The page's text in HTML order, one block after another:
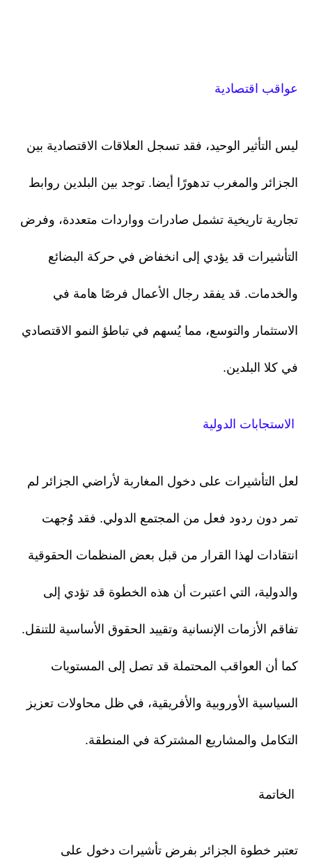
عواقب اقتصادية
ليس التأثير الوحيد، فقد تسجل العلاقات الاقتصادية بين
الجزائر والمغرب تدهورًا أيضا. توجد بين البلدين روابط
تجارية تاريخية تشمل صادرات وواردات متعددة، وفرض
التأشيرات قد يؤدي إلى انخفاض في حركة البضائع
والخدمات. قد يفقد رجال الأعمال فرصًا هامة في
الاستثمار والتوسع، مما يُسهم في تباطؤ النمو الاقتصادي
في كلا البلدين.
الاستجابات الدولية
لعل التأشيرات على دخول المغاربة لأراضي الجزائر لم
تمر دون ردود فعل من المجتمع الدولي. فقد وُجهت
انتقادات لهذا القرار من قبل بعض المنظمات الحقوقية
والدولية، التي اعتبرت أن هذه الخطوة قد تؤدي إلى
تفاقم الأزمات الإنسانية وتقييد الحقوق الأساسية للتنقل.
كما أن العواقب المحتملة قد تصل إلى المستويات
السياسية الأوروبية والأفريقية، في ظل محاولات تعزيز
التكامل والمشاريع المشتركة في المنطقة.
الخاتمة
تعتبر خطوة الجزائر بفرض تأشيرات دخول على